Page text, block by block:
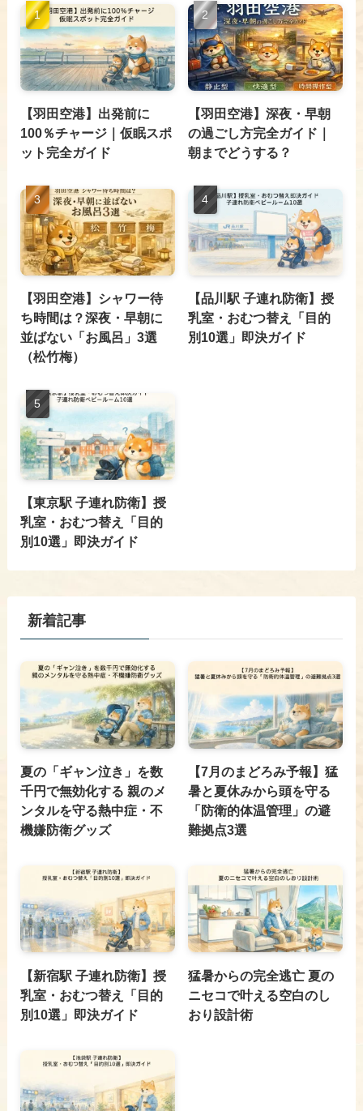
【羽田空港】出発前に
100％チャージ｜仮眠スポ
ット完全ガイド
【羽田空港】深夜・早朝
の過ごし方完全ガイド｜
朝までどうする？
【羽田空港】シャワー待
ち時間は？深夜・早朝に
並ばない「お風呂」3選
（松竹梅）
【品川駅 子連れ防衛】授
乳室・おむつ替え「目的
別10選」即決ガイド
【東京駅 子連れ防衛】授
乳室・おむつ替え「目的
別10選」即決ガイド
新着記事
夏の「ギャン泣き」を数
千円で無効化する 親のメ
ンタルを守る熱中症・不
機嫌防衛グッズ
【7月のまどろみ予報】猛
暑と夏休みから頭を守る
「防衛的体温管理」の避
難拠点3選
【新宿駅 子連れ防衛】授
乳室・おむつ替え「目的
別10選」即決ガイド
猛暑からの完全逃亡 夏の
ニセコで叶える空白のし
おり設計術